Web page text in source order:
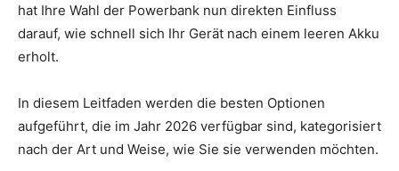
hat Ihre Wahl der Powerbank nun direkten Einfluss
darauf, wie schnell sich Ihr Gerät nach einem leeren Akku
erholt.
In diesem Leitfaden werden die besten Optionen
aufgeführt, die im Jahr 2026 verfügbar sind, kategorisiert
nach der Art und Weise, wie Sie sie verwenden möchten.